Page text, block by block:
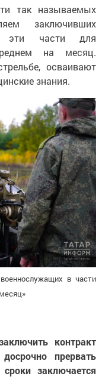
так называемых
заключивших
эти части для
на месяц.
осваивают
знания.
в части
контракт
прервать
заключается